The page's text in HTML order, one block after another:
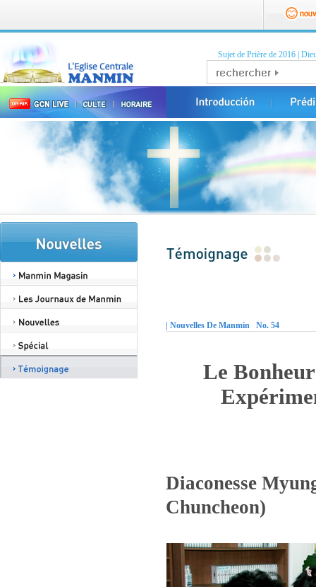
Sujet de Prière de 2016
| Nouvelles De Manmin No. 54
Le
Diaconesse
Chuncheon)